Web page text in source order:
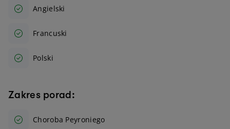
Angielski
Francuski
Polski
Zakres porad:
Choroba Peyroniego